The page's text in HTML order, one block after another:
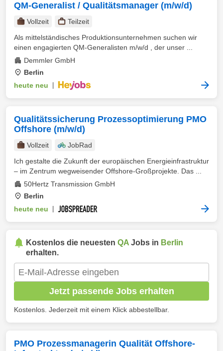
QM-Generalist / Qualitätsmanager (m/w/d)
Vollzeit
Teilzeit
Als mittelständisches Produktionsunternehmen suchen wir
einen engagierten QM-Generalisten m/w/d , der unser ...
Demmler GmbH
Berlin
heute neu
Qualitätssicherung Prozessoptimierung PMO
Offshore (m/w/d)
Vollzeit
JobRad
Ich gestalte die Zukunft der europäischen Energieinfrastruktur
– im Zentrum wegweisender Offshore-Großprojekte. Das ...
50Hertz Transmission GmbH
Berlin
heute neu
Kostenlos die neuesten QA Jobs in Berlin
erhalten.
Jetzt passende Jobs erhalten
Kostenlos. Jederzeit mit einem Klick abbestellbar.
PMO Prozessmanagerin Qualität Offshore-